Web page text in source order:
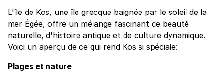
L'île de Kos, une île grecque baignée par le soleil de la
mer Égée, offre un mélange fascinant de beauté
naturelle, d'histoire antique et de culture dynamique.
Voici un aperçu de ce qui rend Kos si spéciale:
Plages et nature